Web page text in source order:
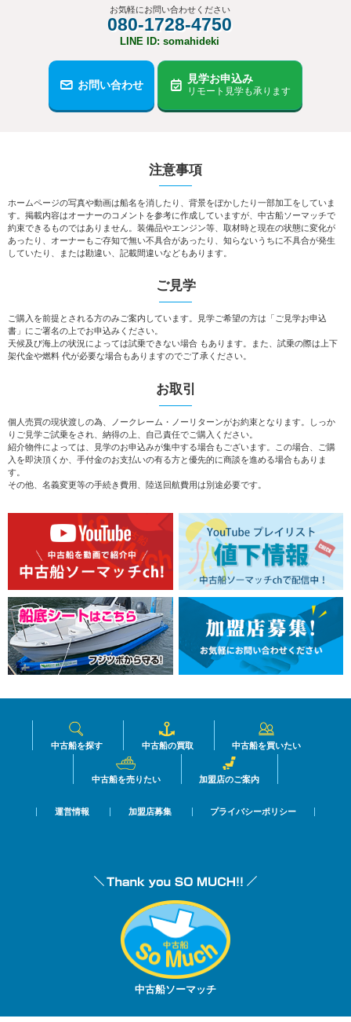
お気軽にお問い合わせください
080-1728-4750
LINE ID: somahideki
お問い合わせ 見学お申込み
リモート見学も承ります
注意事項
ホームページの写真や動画は船名を消したり、背景をぼかしたり一部加工をしていま
す。掲載内容はオーナーのコメントを参考に作成していますが、中古船ソーマッチで
約束できるものではありません。装備品やエンジン等、取材時と現在の状態に変化が
あったり、オーナーもご存知で無い不具合があったり、知らないうちに不具合が発生
していたり、または勘違い、記載間違いなどもあります。
ご見学
ご購入を前提とされる方のみご案内しています。見学ご希望の方は「ご見学お申込
書」にご署名の上でお申込みください。
天候及び海上の状況によっては試乗できない場合 もあります。また、試乗の際は上下
架代金や燃料 代が必要な場合もありますのでご了承ください。
お取引
個人売買の現状渡しの為、ノークレーム・ノーリターンがお約束となります。しっか
りご見学ご試乗をされ、納得の上、自己責任でご購入ください。
紹介物件によっては、見学のお申込みが集中する場合もございます。この場合、ご購
入を即決頂くか、手付金のお支払いの有る方と優先的に商談を進める場合もありま
す。
その他、名義変更等の手続き費用、陸送回航費用は別途必要です。
中古船を探す 中古船の買取 中古船を買いたい
中古船を売りたい 加盟店のご案内
運営情報 加盟店募集 プライバシーポリシー
中古船ソーマッチ